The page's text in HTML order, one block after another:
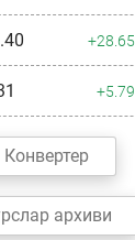
+28.65
+5.79
Конвертер
архиви